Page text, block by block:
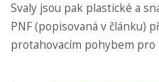
Svaly jsou pak plastické a
PNF (popisovaná v článku)
protahovacím pohybem pro